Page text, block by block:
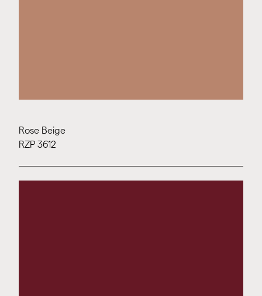
Rose Beige
RZP 3612